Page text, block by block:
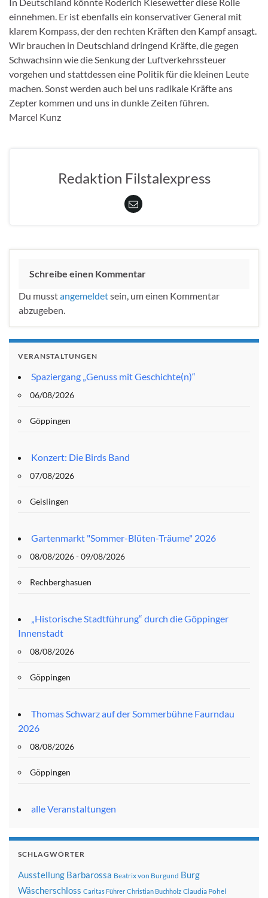
einnehmen. Er ist ebenfalls ein konservativer General mit
klarem Kompass, der den rechten Kräften den Kampf ansagt.
Wir brauchen in Deutschland dringend Kräfte, die gegen
Schwachsinn wie die Senkung der Luftverkehrssteuer
vorgehen und stattdessen eine Politik für die kleinen Leute
machen. Sonst werden auch bei uns radikale Kräfte ans
Zepter kommen und uns in dunkle Zeiten führen.
Marcel Kunz
Redaktion Filstalexpress
Schreibe einen Kommentar
Du musstangemeldetsein, um einen Kommentar
abzugeben.
VERANSTALTUNGEN
Spaziergang „Genuss mit Geschichte(n)“
06/08/2026
Göppingen
Konzert: Die Birds Band
07/08/2026
Geislingen
Gartenmarkt "Sommer-Blüten-Träume" 2026
08/08/2026 - 09/08/2026
Rechberghasuen
„Historische Stadtführung“ durch die Göppinger
Innenstadt
08/08/2026
Göppingen
Thomas Schwarz auf der Sommerbühne Faurndau
2026
08/08/2026
Göppingen
alle Veranstaltungen
SCHLAGWÖRTER
Ausstellung Barbarossa Beatrix von Burgund Burg
Wäscherschloss Caritas Führer Christian Buchholz Claudia Pohel